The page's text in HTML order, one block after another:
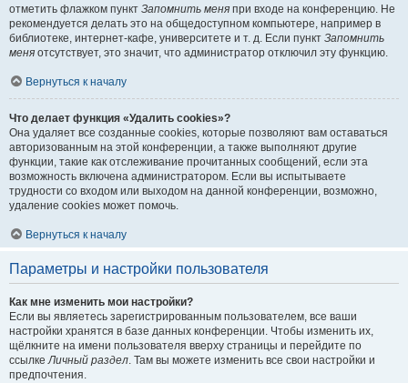
отметить флажком пункт Запомнить меня при входе на конференцию. Не
рекомендуется делать это на общедоступном компьютере, например в
библиотеке, интернет-кафе, университете и т. д. Если пункт Запомнить
меня отсутствует, это значит, что администратор отключил эту функцию.
Вернуться к началу
Что делает функция «Удалить cookies»?
Она удаляет все созданные cookies, которые позволяют вам оставаться
авторизованным на этой конференции, а также выполняют другие
функции, такие как отслеживание прочитанных сообщений, если эта
возможность включена администратором. Если вы испытываете
трудности со входом или выходом на данной конференции, возможно,
удаление cookies может помочь.
Вернуться к началу
Параметры и настройки пользователя
Как мне изменить мои настройки?
Если вы являетесь зарегистрированным пользователем, все ваши
настройки хранятся в базе данных конференции. Чтобы изменить их,
щёлкните на имени пользователя вверху страницы и перейдите по
ссылкеЛичный раздел. Там вы можете изменить все свои настройки и
предпочтения.